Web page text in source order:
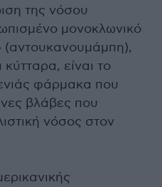
της νόσου
μονοκλωνικό
είναι το
φάρμακα που
βλάβες που
νόσος στον